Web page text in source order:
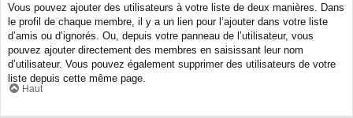
Vous pouvez ajouter des utilisateurs à votre liste de deux manières. Dans
le profil de chaque membre, il y a un lien pour l’ajouter dans votre liste
d’amis ou d’ignorés. Ou, depuis votre panneau de l’utilisateur, vous
pouvez ajouter directement des membres en saisissant leur nom
d’utilisateur. Vous pouvez également supprimer des utilisateurs de votre
liste depuis cette même page.
Haut